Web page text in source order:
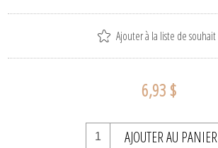
Ajouter à la liste de souhait
6,93 $
AJOUTER AU PANIER